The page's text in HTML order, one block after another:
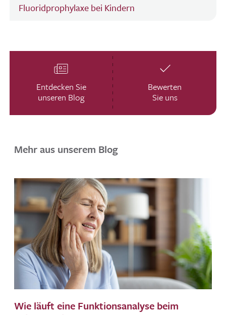
Fluoridprophylaxe bei Kindern
Entdecken Sie
unseren Blog
Bewerten
Sie uns
Mehr aus unserem Blog
Wie läuft eine Funktionsanalyse beim